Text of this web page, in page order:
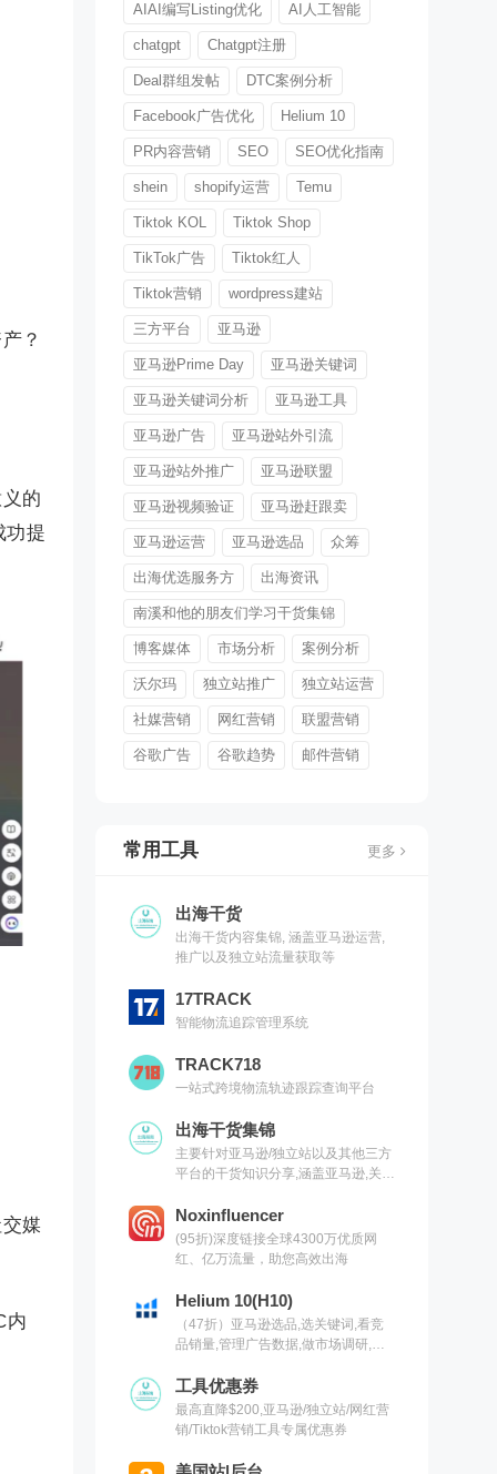
？
的
功提
媒
内
AIAI编写Listing优化 AI人工智能
chatgpt Chatgpt注册
Deal群组发帖 DTC案例分析
Facebook广告优化 Helium 10
PR内容营销 SEO SEO优化指南
shein shopify运营 Temu
Tiktok KOL Tiktok Shop
TikTok广告 Tiktok红人
Tiktok营销 wordpress建站
三方平台 亚马逊
亚马逊Prime Day 亚马逊关键词
亚马逊关键词分析 亚马逊工具
亚马逊广告 亚马逊站外引流
亚马逊站外推广 亚马逊联盟
亚马逊视频验证 亚马逊赶跟卖
亚马逊运营 亚马逊选品 众筹
出海优选服务方 出海资讯
南溪和他的朋友们学习干货集锦
博客媒体 市场分析 案例分析
沃尔玛 独立站推广 独立站运营
社媒营销 网红营销 联盟营销
谷歌广告 谷歌趋势 邮件营销
常用工具 更多
出海干货
出海干货内容集锦, 涵盖亚马逊运营,
推广以及独立站流量获取等
17TRACK
智能物流追踪管理系统
TRACK718
一站式跨境物流轨迹跟踪查询平台
出海干货集锦
主要针对亚马逊/独立站以及其他三方
平台的干货知识分享,涵盖亚马逊,关键
具以及出海干货集锦,欢迎关注
Noxinfluencer
(95折)深度链接全球4300万优质网
红、亿万流量，助您高效出海
Helium 10(H10)
（47折）亚马逊选品,选关键词,看竞
品销量,管理广告数据,做市场调研,有
工具优惠券
最高直降$200,亚马逊/独立站/网红营
销/Tiktok营销工具专属优惠券